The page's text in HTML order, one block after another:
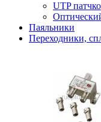
UTP
Паяльники
Переходники,